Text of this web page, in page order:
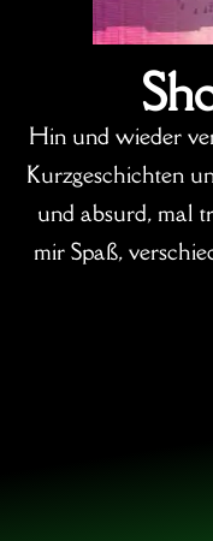
Hin und wieder
Kurzgeschichten
und absurd, mal
mir Spaß,